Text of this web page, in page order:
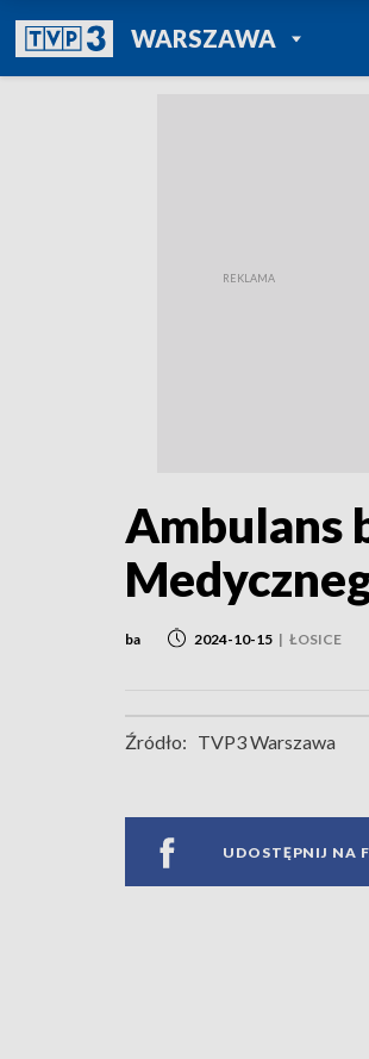
WARSZAWAPOWRÓT DO
TVP REGIONY
Ambulans
ba 2024-10-15 | ŁOSICE
Źródło: TVP3 Warszawa
UDOSTĘPNIJ NA